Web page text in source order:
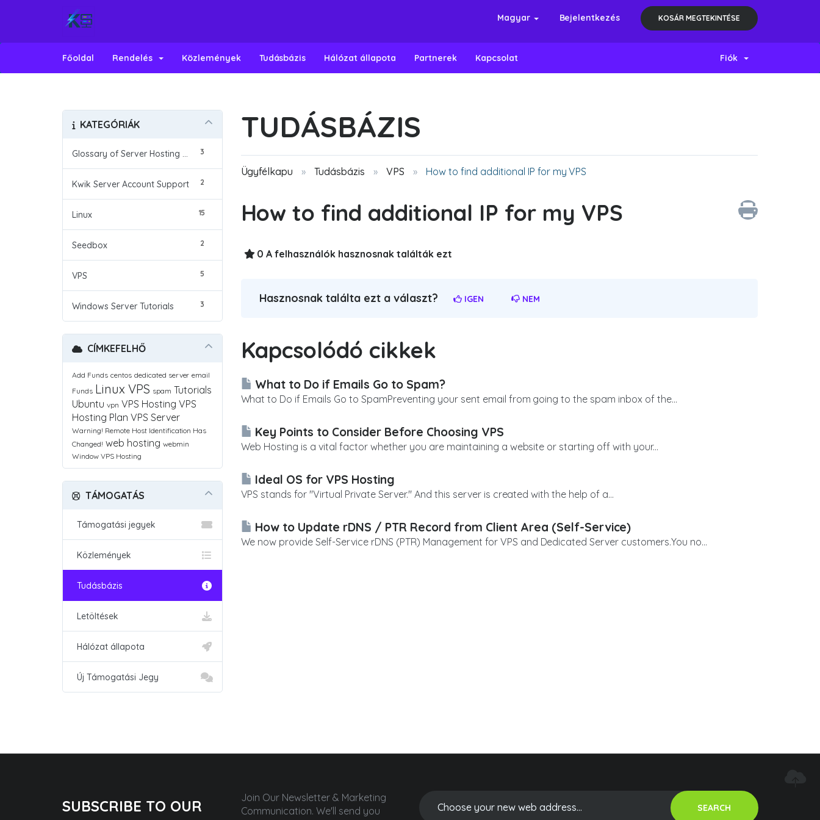
Magyar Bejelentkezés KOSÁR MEGTEKINTÉSE
Főoldal Rendelés Közlemények Tudásbázis Hálózat állapota Partnerek Kapcsolat Fiók
TUDÁSBÁZIS
Ügyfélkapu Tudásbázis VPS How to find additional IP for my VPS
KATEGÓRIÁK
3
2
Kwik Server Account Support
15
Linux
2
Seedbox
5
VPS
3
Windows Server Tutorials
How to find additional IP for my VPS
0 A felhasználók hasznosnak találták ezt
Hasznosnak találta ezt a választ? IGEN NEM
Kapcsolódó cikkek
What to Do if Emails Go to Spam?
What to Do if Emails Go to SpamPreventing your sent email from going to the spam inbox of the...
Key Points to Consider Before Choosing VPS
Web Hosting is a vital factor whether you are maintaining a website or starting off with your...
Ideal OS for VPS Hosting
VPS stands for "Virtual Private Server." And this server is created with the help of a...
How to Update rDNS / PTR Record from Client Area (Self-Service)
We now provide Self-Service rDNS (PTR) Management for VPS and Dedicated Server customers.You no...
CÍMKEFELHŐ
Add Funds centos dedicated server email
Funds Linux VPS spam Tutorials
Ubuntu vpn VPS Hosting VPS
Hosting Plan VPS Server
Warning! Remote Host Identification Has
Changed! web hosting webmin
Window VPS Hosting
TÁMOGATÁS
Támogatási jegyek
Közlemények
Tudásbázis
Letöltések
Hálózat állapota
Új Támogatási Jegy
SUBSCRIBE TO OUR
Join Our Newsletter & Marketing
Communication. We'll send you
SEARCH